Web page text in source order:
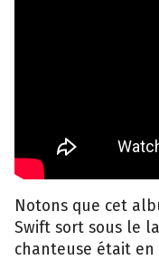
Notons que cet
Swift sort sous le
chanteuse était